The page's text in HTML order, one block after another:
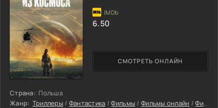
Страна: Польша
Жанр: Триллеры / Фантастика /Фильмы / Фильмы онлайн /Фильмы 2026
СМОТРЕТЬ ОНЛАЙН
6.50